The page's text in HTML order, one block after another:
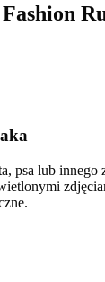
psa lub innego